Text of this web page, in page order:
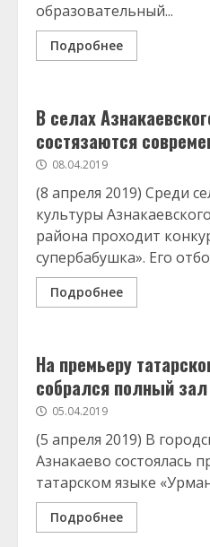
образовательный...
Подробнее
В селах
состязаются
08.04.2019
(8 апреля 2019) Среди
культуры
района проходит
супербабушка». Его
Подробнее
На премьеру
собрался полный зал
05.04.2019
(5 апреля 2019) В
Азнакаево состоялась
татарском языке
Подробнее